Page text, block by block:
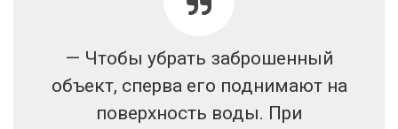
— Чтобы убрать заброшенный
объект, сперва его поднимают на
поверхность воды. При